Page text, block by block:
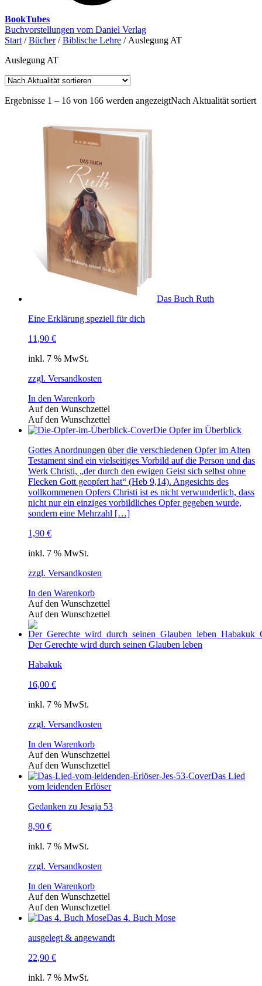
BookTubes
Buchvorstellungen vom Daniel Verlag
Start /Bücher/Biblische Lehre / Auslegung AT
Auslegung AT
Ergebnisse 1 – 16 von 166 werden angezeigtNach Aktualität sortiert
Das Buch Ruth
Eine Erklärung speziell für dich
11,90 €
inkl. 7 % MwSt.
zzgl. Versandkosten
In den Warenkorb
Auf den Wunschzettel
Auf den Wunschzettel
Die Opfer im Überblick
Gottes Anordnungen über die verschiedenen Opfer im Alten
Testament sind ein vielseitiges Vorbild auf die Person und das
Werk Christi, „der durch den ewigen Geist sich selbst ohne
Flecken Gott geopfert hat“ (Heb 9,14). Angesichts des
vollkommenen Opfers Christi ist es nicht verwunderlich, dass
nicht nur ein einziges vorbild­liches Opfer gegeben wurde,
sondern eine Mehrzahl […]
1,90 €
inkl. 7 % MwSt.
zzgl. Versandkosten
In den Warenkorb
Auf den Wunschzettel
Auf den Wunschzettel
Der Gerechte wird durch seinen Glauben leben
Habakuk
16,00 €
inkl. 7 % MwSt.
zzgl. Versandkosten
In den Warenkorb
Auf den Wunschzettel
Auf den Wunschzettel
Das Lied
vom leidenden Erlöser
Gedanken zu Jesaja 53
8,90 €
inkl. 7 % MwSt.
zzgl. Versandkosten
In den Warenkorb
Auf den Wunschzettel
Auf den Wunschzettel
Das 4. Buch Mose
ausgelegt & angewandt
22,90 €
inkl. 7 % MwSt.